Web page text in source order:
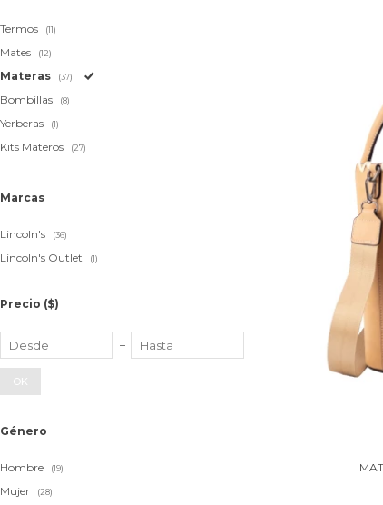
Termos (11)
Mates (12)
Materas (37)
Bombillas (8)
Yerberas (1)
Kits Materos (27)
Marcas
Lincoln's (36)
Lincoln's Outlet (1)
Precio ($)
OK
Género
Hombre (19)
Mujer (28)